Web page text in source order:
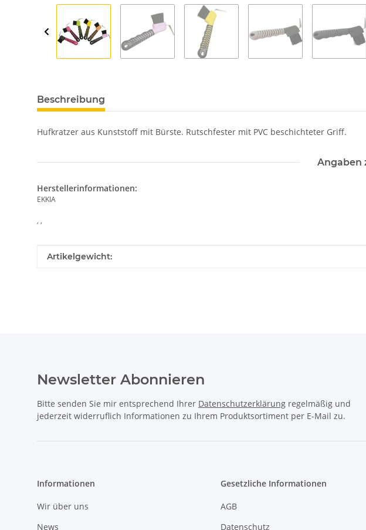
Beschreibung
Hufkratzer aus Kunststoff mit Bürste. Rutschfester mit PVC beschichteter Griff.
Angaben
Herstellerinformationen:
EKKIA
, ,
Produkteigenschaft
Wert
Artikelgewicht:
Newsletter Abonnieren
Bitte senden Sie mir entsprechend Ihrer Datenschutzerklärung regelmäßig und
jederzeit widerruflich Informationen zu Ihrem Produktsortiment per E-Mail zu.
Informationen
Wir über uns
News
Gesetzliche Informationen
AGB
Datenschutz